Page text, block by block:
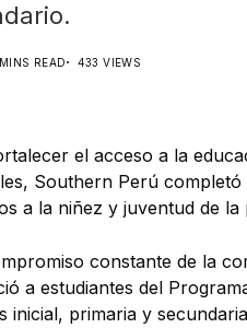
READ 433 VIEWS
el acceso a la
Southern Perú
a la niñez y juventud de la
constante de la
a estudiantes del
inicial, primaria y